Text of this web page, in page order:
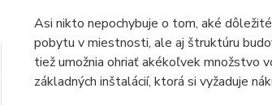
Asi nikto nepochybuje o tom, aké
pobytu v miestnosti, ale aj štruktúru
tiež umožnia ohriať akékoľvek množstvo
základných inštalácií, ktorá si vyžaduje